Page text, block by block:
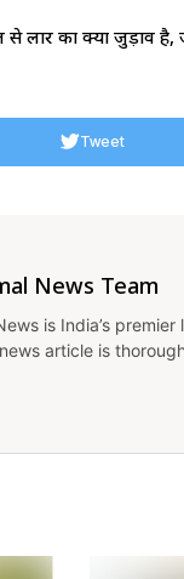
लार का क्या जुड़ाव है,
Tweet
News Team
is India’s
article is